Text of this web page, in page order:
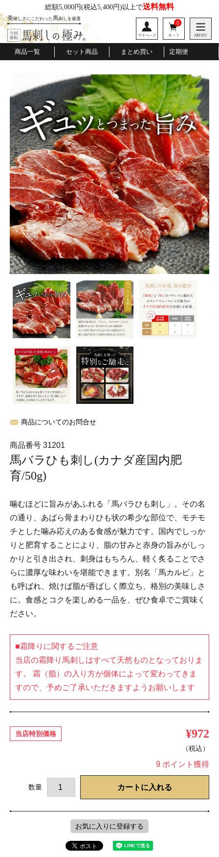
総額5,000円(税込5,400円)以上で送料無料
美味しさにこだわった 馬刺しを厳選
0
商品一覧 セット商品 まとめ買い 定期便
商品についてのお問合せ
商品番号 31201
馬バラひも刺し(カナダ産国内肥
育/50g)
噛むほどに旨みがあふれる「馬バラひも刺し」。その名
の通り、あばら骨まわりひも状の希少な部位で、モチモ
チとした噛み応えのある食感が魅力です。国内でしっか
りと肥育することにより、脂の甘みと赤身の旨みがしっ
かりと引き出され、刺身はもちろん、軽く炙ることでさ
らに濃厚な味わいを堪能できます。別名「馬カルビ」と
も呼ばれ、焼けば脂が香ばしく際立ち、格別の美味しさ
に。食感とコクを楽しめる一品を、ぜひ食卓でご賞味く
ださい。
■霜降りに関するご注意
当店の霜降り馬刺しはすべて天然ものとなっておりま
す。 霜（脂）の入り方が個体によって変わってきま
すので、予めご了承いただきますようお願いします
当店特別価格 ¥972
税込
9 ポイント獲得
お気に入りに登録する
カートに入れる